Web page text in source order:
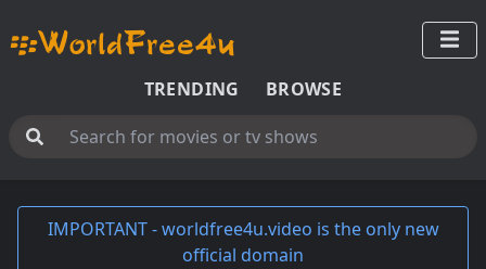
TRENDING BROWSE
IMPORTANT - worldfree4u.video is the only new
official domain